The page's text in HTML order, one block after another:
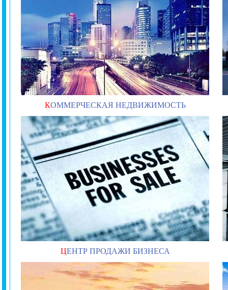
КОММЕРЧЕСКАЯ НЕДВИЖИМОСТЬ
ЦЕНТР ПРОДАЖИ БИЗНЕСА